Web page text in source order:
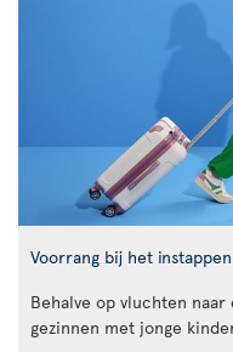
Voorrang bij het instappen
Behalve op vluchten naar
gezinnen met jonge